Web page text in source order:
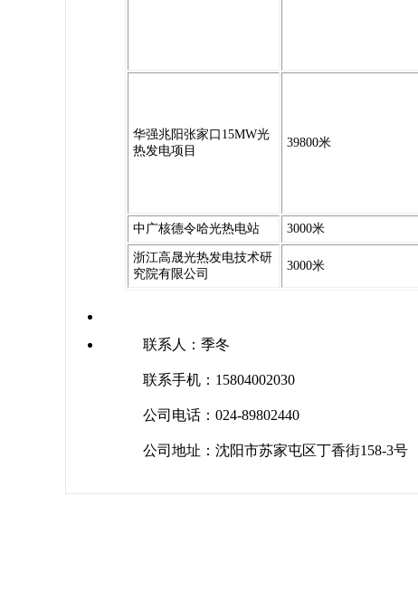
华强兆阳张家口15MW光
热发电项目
39800米
中广核德令哈光热电站 3000米
浙江高晟光热发电技术研
究院有限公司
3000米
联系人：季冬
联系手机：15804002030
公司电话：024-89802440
公司地址：沈阳市苏家屯区丁香街158-3号